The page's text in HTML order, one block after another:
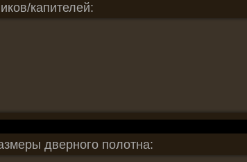
капителей:
дверного полотна: